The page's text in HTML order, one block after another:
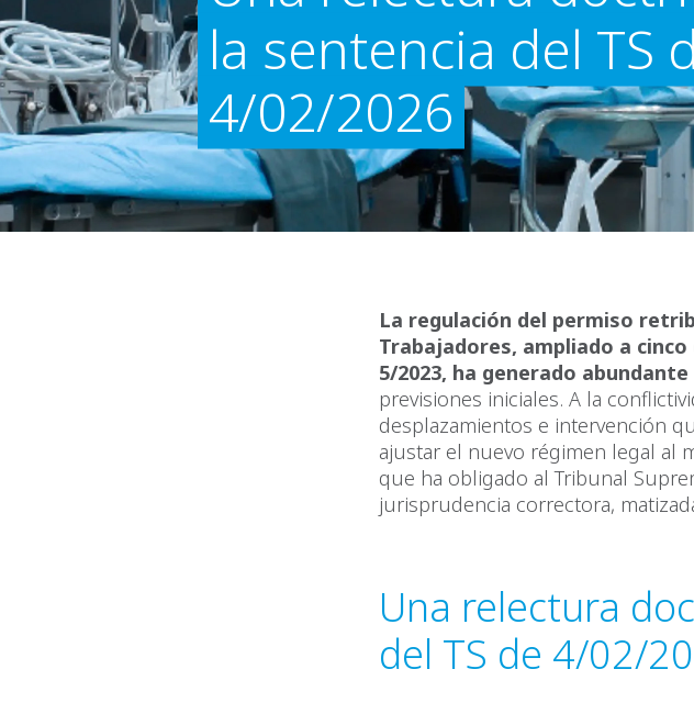
la sentencia del TS
4/02/2026
La regulación del permiso
Trabajadores, ampliado a
5/2023, ha generado
previsiones iniciales. A la
desplazamientos e intervención
ajustar el nuevo régimen legal al
que ha obligado al Tribunal
jurisprudencia correctora,
Una relectura
del TS de 4/02/